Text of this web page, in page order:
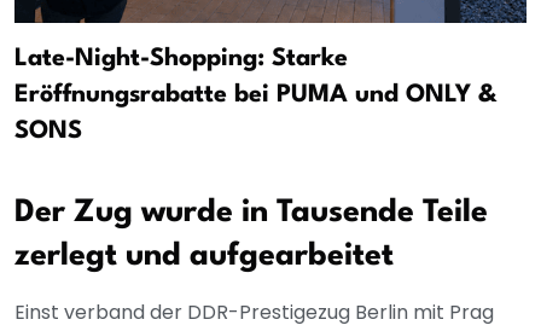
Late-Night-Shopping: Starke
Eröffnungsrabatte bei PUMA und ONLY &
SONS
Der Zug wurde in Tausende Teile
zerlegt und aufgearbeitet
Einst verband der DDR-Prestigezug Berlin mit Prag